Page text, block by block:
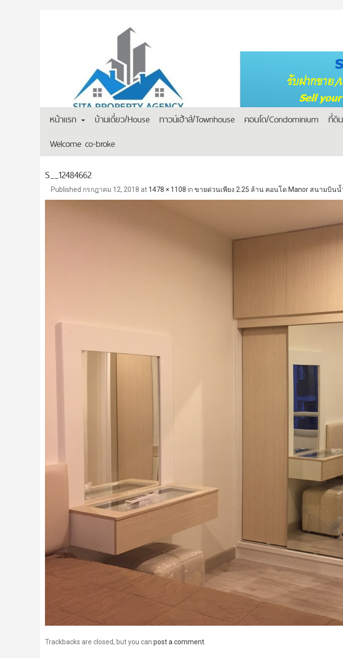
หน้าแรก บ้านเดี่ยว/House ทาวน์เฮ้าส์/Townhouse คอนโด/Condominium ที่ดิ
Welcome co-broke
S__12484662
Published กรกฎาคม 12, 2018 at 1478 × 1108 in ขายด่วนเพียง 2.25 ล้าน คอนโด Manor สนามบิน
Trackbacks are closed, but you can post a comment